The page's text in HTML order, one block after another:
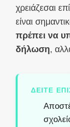
χρειάζεσαι
είναι
πρέπει να
δήλωση,
ΔΕΊΤΕ